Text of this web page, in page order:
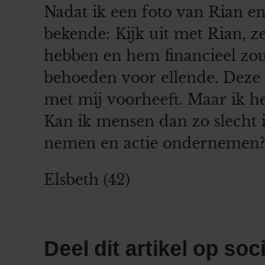
Nadat ik een foto van Rian
bekende: Kijk uit met Rian,
hebben en hem financieel
behoeden voor ellende.
met mij voorheeft. Maar ik
Kan ik mensen dan zo
nemen en actie ondernemen?
Elsbeth (42)
Deel dit artikel op